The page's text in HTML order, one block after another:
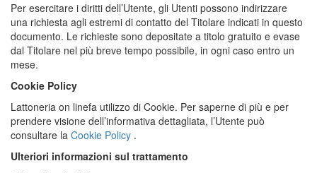
Per esercitare i diritti dell’Utente, gli Utenti possono indirizzare
una richiesta agli estremi di contatto del Titolare indicati in questo
documento. Le richieste sono depositate a titolo gratuito e evase
dal Titolare nel più breve tempo possibile, in ogni caso entro un
mese.
Cookie Policy
Lattoneria on linefa utilizzo di Cookie. Per saperne di più e per
prendere visione dell’informativa dettagliata, l’Utente può
consultare la Cookie Policy .
Ulteriori informazioni sul trattamento